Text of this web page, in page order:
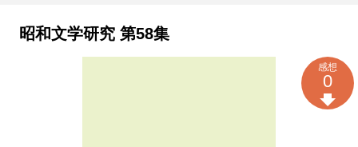
昭和文学研究 第58集
感想
0